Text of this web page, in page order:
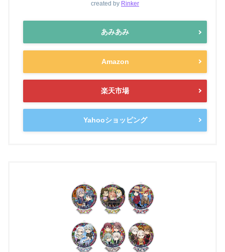
created by Rinker
あみあみ
Amazon
楽天市場
Yahooショッピング